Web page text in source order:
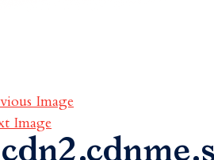
Image
Image